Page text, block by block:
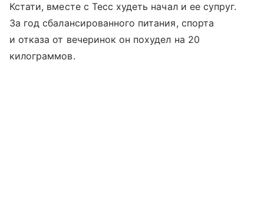
Кстати, вместе с Тесс худеть начал и ее супруг.
За год сбалансированного питания, спорта
и отказа от вечеринок он похудел на 20
килограммов.